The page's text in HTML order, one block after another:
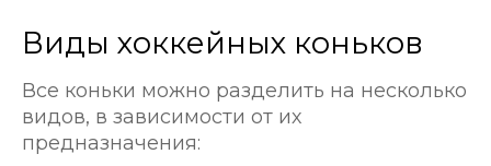
Виды хоккейных коньков
Все коньки можно разделить на несколько
видов, в зависимости от их
предназначения: